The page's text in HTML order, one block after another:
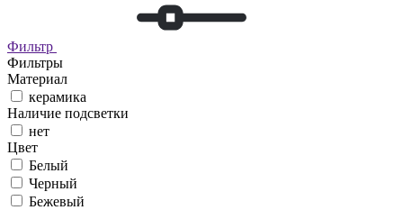
Фильтр
Фильтры
Материал
керамика
Наличие подсветки
нет
Цвет
Белый
Черный
Бежевый